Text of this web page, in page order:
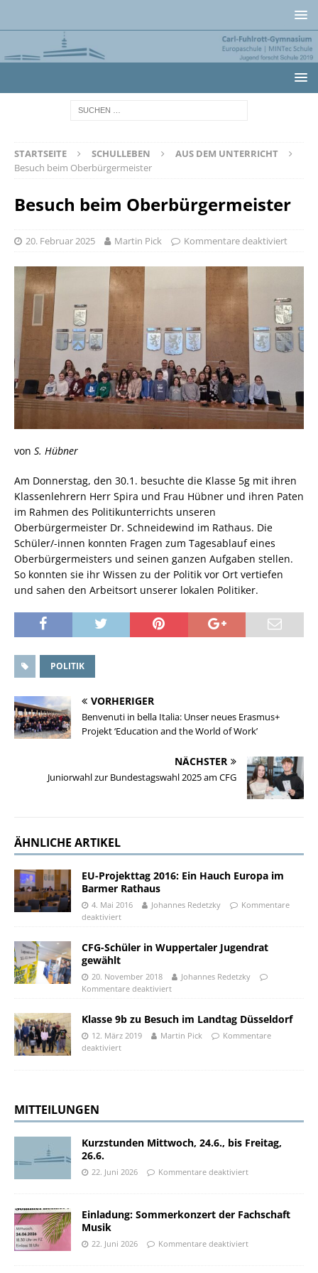
STARTSEITE SCHULLEBEN
AUS DEM UNTERRICHT
Besuch beim Oberbürgermeister
Besuch beim Oberbürgermeister
20. Februar 2025 Martin Pick Kommentare deaktiviert
von S. Hübner
Am Donnerstag, den 30.1. besuchte die Klasse 5g mit ihren
Klassenlehrern Herr Spira und Frau Hübner und ihren Paten
im Rahmen des Politikunterrichts unseren
Oberbürgermeister Dr. Schneidewind im Rathaus. Die
Schüler/-innen konnten Fragen zum Tagesablauf eines
Oberbürgermeisters und seinen ganzen Aufgaben stellen.
So konnten sie ihr Wissen zu der Politik vor Ort vertiefen
und sahen den Arbeitsort unserer lokalen Politiker.
POLITIK
VORHERIGER
Benvenuti in bella Italia: Unser neues Erasmus+
Projekt ‘Education and the World of Work’
NÄCHSTER
Juniorwahl zur Bundestagswahl 2025 am CFG
ÄHNLICHE ARTIKEL
EU-Projekttag 2016: Ein Hauch Europa im
Barmer Rathaus
4. Mai 2016 Johannes Redetzky
Kommentare
deaktiviert
CFG-Schüler in Wuppertaler Jugendrat
gewählt
20. November 2018
Johannes Redetzky
Kommentare deaktiviert
Klasse 9b zu Besuch im Landtag Düsseldorf
12. März 2019 Martin Pick
Kommentare
deaktiviert
MITTEILUNGEN
Kurzstunden Mittwoch, 24.6., bis Freitag,
26.6.
22. Juni 2026 Kommentare deaktiviert
Einladung: Sommerkonzert der Fachschaft
Musik
22. Juni 2026 Kommentare deaktiviert